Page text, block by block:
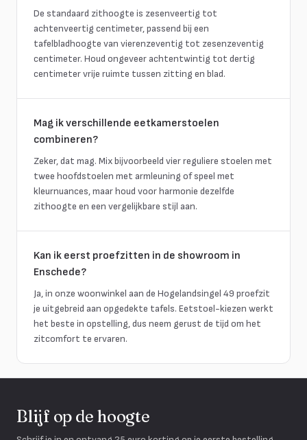
De standaard zithoogte is zesenveertig tot
achtenveertig centimeter, passend bij een
tafelbladhoogte van vierenzeventig tot zesenzeventig
centimeter. Houd ongeveer achtentwintig tot dertig
centimeter vrije ruimte tussen zitting en blad.
Mag ik verschillende eetkamerstoelen
combineren?
Zeker, dat mag. Mix bijvoorbeeld vier reguliere stoelen met
twee hoofdstoelen met armleuning of speel met
kleurnuances, maar houd voor harmonie dezelfde
zithoogte en een vergelijkbare stijl aan.
Kan ik eerst proefzitten in de showroom in
Enschede?
Ja, in onze woonwinkel aan de Hogelandsingel 49 proefzit
je uitgebreid aan opgedekte tafels. Eetstoel-kiezen werkt
het beste in opstelling, dus neem gerust de tijd om het
zitcomfort te ervaren.
Blijf op de hoogte